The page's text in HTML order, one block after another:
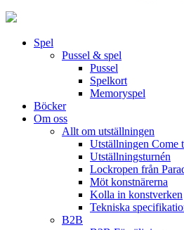
Spel
Pussel & spel
Pussel
Spelkort
Memoryspel
Böcker
Om oss
Allt om utställningen
Utställningen Come
Utställningsturnén
Lockropen från
Möt konstnärerna
Kolla in konstverken
Tekniska
B2B